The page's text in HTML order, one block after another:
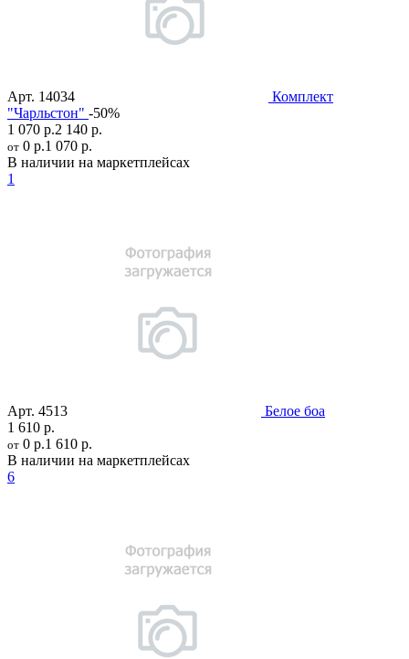
Арт. 14034
Комплект
"Чарльстон" -50%
1 070 р.2 140 р.
от 0 р.1 070 р.
В наличии на маркетплейсах
1
Арт. 4513
Белое боа
1 610 р.
от 0 р.1 610 р.
В наличии на маркетплейсах
6